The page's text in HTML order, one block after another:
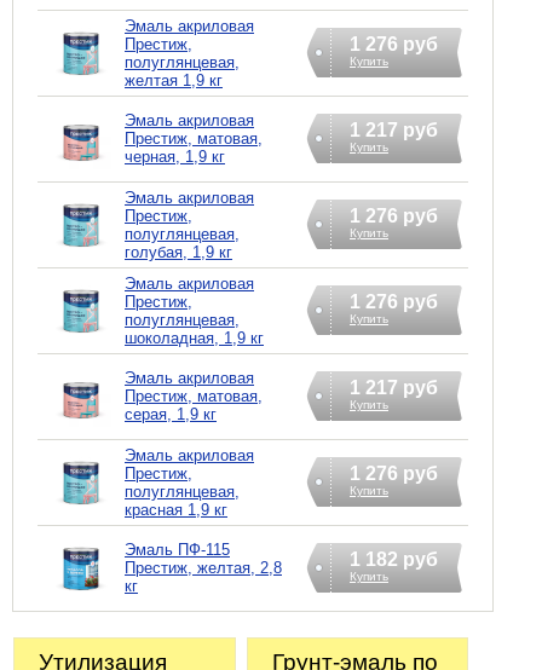
Эмаль акриловая
Престиж,
полуглянцевая,
желтая 1,9 кг
1 276 руб
Купить
Эмаль акриловая
Престиж, матовая,
черная, 1,9 кг
1 217 руб
Купить
Эмаль акриловая
Престиж,
полуглянцевая,
голубая, 1,9 кг
1 276 руб
Купить
Эмаль акриловая
Престиж,
полуглянцевая,
шоколадная, 1,9 кг
1 276 руб
Купить
Эмаль акриловая
Престиж, матовая,
серая, 1,9 кг
1 217 руб
Купить
Эмаль акриловая
Престиж,
полуглянцевая,
красная 1,9 кг
1 276 руб
Купить
Эмаль ПФ-115
Престиж, желтая, 2,8
кг
1 182 руб
Купить
Утилизация
Грунт-эмаль по